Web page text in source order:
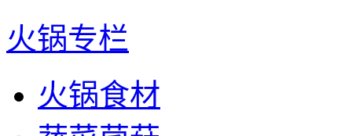
火锅专栏
火锅食材